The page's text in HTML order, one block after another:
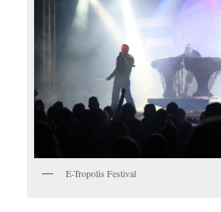
E-Tropolis Festival